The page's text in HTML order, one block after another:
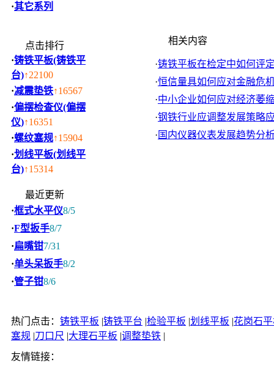
·其它系列
点击排行
·铸铁平板(铸铁平
台)↑22100
·减震垫铁↑16567
·偏摆检查仪(偏摆
仪)↑16351
·螺纹塞规↑15904
·划线平板(划线平
台)↑15314
最近更新
·框式水平仪8/5
·F型扳手8/7
·扁嘴钳7/31
·单头呆扳手8/2
·管子钳8/6
相关内容
·铸铁平板在检定中如何评
·恒信量具如何应对金融危
·中小企业如何应对经济萎
·钢铁行业应调整发展策略
· 国内仪器仪表发展趋势分
热门点击： 铸铁平板 |铸铁平台 |检验平板 |划线平板 |花岗石
塞规 |刀口尺 |大理石平板 |调整垫铁 |
友情链接：